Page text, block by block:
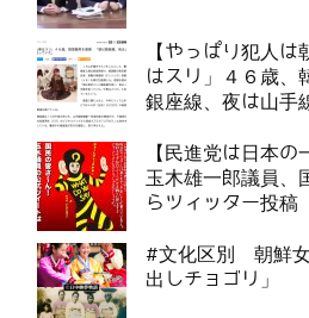
【やっぱり犯人
はスリ」４６歳
銀座線、夜は山手
【民進党は日本の
玉木雄一郎議員、
らツィッター投稿
#文化区別 朝鮮女
出しチョゴリ」